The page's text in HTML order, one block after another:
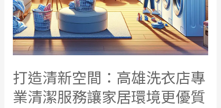
打造清新空間：高雄洗衣店專
業清潔服務讓家居環境更優質